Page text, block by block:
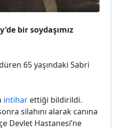
bir soydaşımız
65 yaşındaki Sabri
intihar ettiği bildirildi.
silahını alarak canına
Devlet Hastanesi’ne